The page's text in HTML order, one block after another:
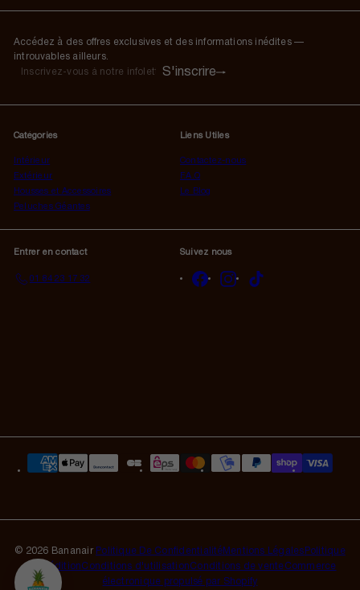
Accédez à des offres exclusives et des informations inédites —
introuvables ailleurs.
S'inscrire
Inscrivez-
notre
S'inscrire
Catégories
Intérieur
Extérieur
Housses et Accessoires
Peluches Géantes
Liens Utiles
Contactez-nous
F.A.Q
Le Blog
Entrer en contact
01 84 23 17 32
Suivez nous
FacebookInstagram
© 2026 Bananair Politique De ConfidentialitéMentions Légales Politique
d'expéditionConditions d'utilisationConditions de venteCommerce
électronique propulsé par Shopify